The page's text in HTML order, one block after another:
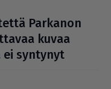
Parkanon
kuvaa
syntynyt